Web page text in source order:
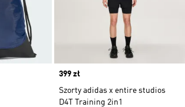
Price
399 zł
Szorty adidas x entire studios
D4T Training 2in1